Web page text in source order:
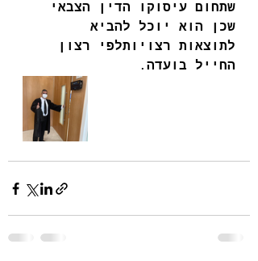
שתחום עיסוקו הדין הצבאי
שכן הוא יוכל להביא
לתוצאות רצויותלפי רצון
החייל בועדה .